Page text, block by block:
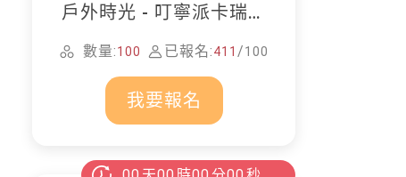
戶外時光 - 叮寧派卡瑞丁
防蚊液
數量:100 已報名:411 /100
我要報名